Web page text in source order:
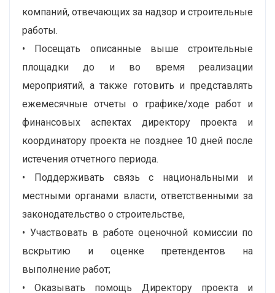
компаний, отвечающих за надзор и строительные
работы.
• Посещать описанные выше строительные
площадки до и во время реализации
мероприятий, а также готовить и представлять
ежемесячные отчеты о графике/ходе работ и
финансовых аспектах директору проекта и
координатору проекта не позднее 10 дней после
истечения отчетного периода.
• Поддерживать связь с национальными и
местными органами власти, ответственными за
законодательство о строительстве,
• Участвовать в работе оценочной комиссии по
вскрытию и оценке претендентов на
выполнение работ;
• Оказывать помощь Директору проекта и